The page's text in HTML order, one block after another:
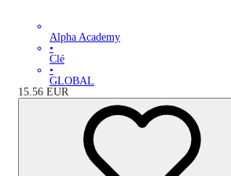
Alpha Academy
•
Clé
•
GLOBAL
15.56 EUR